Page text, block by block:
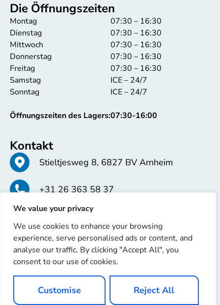
We value your privacy
We use cookies to enhance your browsing
experience, serve personalised ads or content, and
analyse our traffic. By clicking "Accept All", you
consent to our use of cookies.
Customise Reject All
Die Öffnungszeiten
Montag
Dienstag
Mittwoch
Donnerstag
Freitag
Samstag
Sonntag
Öffnungszeiten des Lagers:
07:30 – 16:30
07:30 – 16:30
07:30 – 16:30
07:30 – 16:30
07:30 – 16:30
ICE – 24/7
ICE – 24/7
07:30-16:00
Kontakt
Stieltjesweg 8, 6827 BV Arnheim
+31 26 363 58 37
info@erren.com
Copyright © 2025 Erren Recondition. Alle Rechte
vorbehalten